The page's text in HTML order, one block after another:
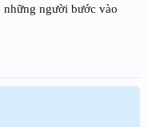
người bước vào